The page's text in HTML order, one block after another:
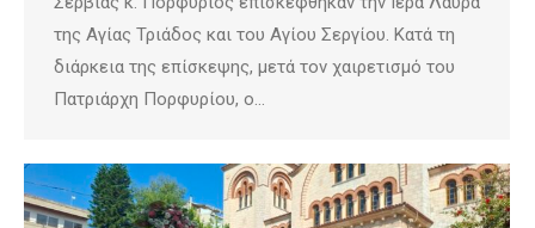
της Αγίας Τριάδος και του Αγίου Σεργίου. Κατά τη
διάρκεια της επίσκεψης, μετά τον χαιρετισμό του
Πατριάρχη Πορφυρίου, ο…